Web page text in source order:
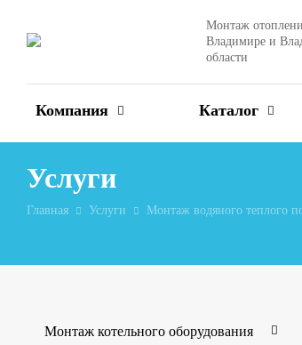
Монтаж
Владимире и
области
Компания Каталог
Услуги
Главная Услуги Монтаж водяного теплого
Монтаж котельного оборудования